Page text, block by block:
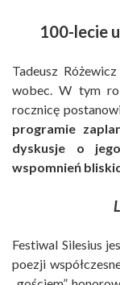
100-lecie
Tadeusz
wobec. W tym
rocznicę
programie
dyskusje o
wspomnień
Festiwal Silesius
poezji